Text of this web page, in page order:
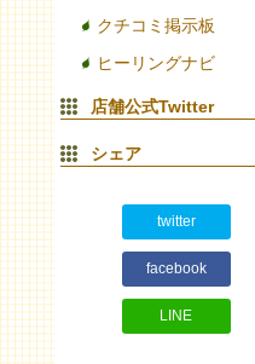
クチコミ掲示板
ヒーリングナビ
店舗公式Twitter
シェア
twitter
facebook
LINE